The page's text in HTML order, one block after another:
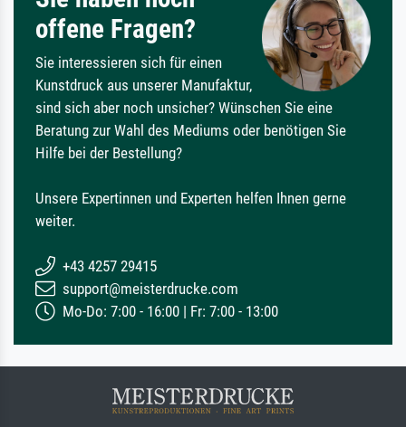
offene Fragen?
Sie interessieren sich für einen
Kunstdruck aus unserer Manufaktur,
sind sich aber noch unsicher? Wünschen Sie eine
Beratung zur Wahl des Mediums oder benötigen Sie
Hilfe bei der Bestellung?
Unsere Expertinnen und Experten helfen Ihnen gerne
weiter.
+43 4257 29415
support@meisterdrucke.com
Mo-Do: 7:00 - 16:00 | Fr: 7:00 - 13:00